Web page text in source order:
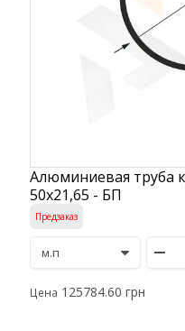
Алюминиевая труба
50х21,65 - БП
Предзаказ
Цена 125784.60 грн